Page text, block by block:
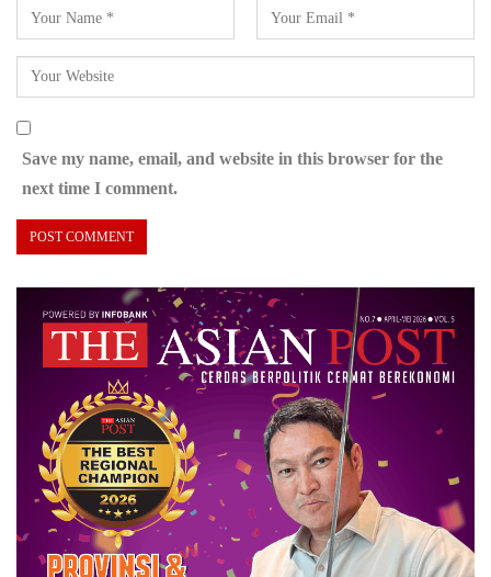
Save my name, email, and website in this browser for the
next time I comment.